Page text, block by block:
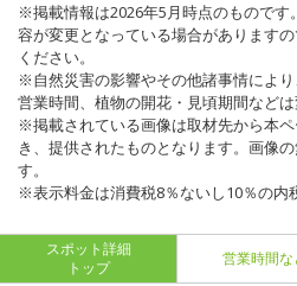
※掲載情報は2026年5月時点のものです
容が変更となっている場合があります
ください。
※自然災害の影響やその他諸事情によ
営業時間、植物の開花・見頃期間などは
※掲載されている画像は取材先から本
き、提供されたものとなります。画像
す。
※表示料金は消費税8％ないし10％の内
スポット詳細
トップ
営業時間な